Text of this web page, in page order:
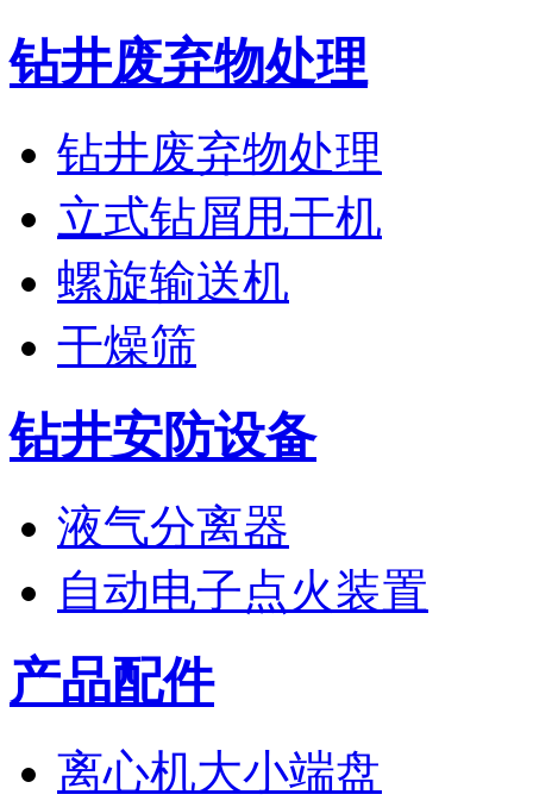
钻井废弃物处理
钻井废弃物处理
立式钻屑甩干机
螺旋输送机
干燥筛
钻井安防设备
液气分离器
自动电子点火装置
产品配件
离心机大小端盘